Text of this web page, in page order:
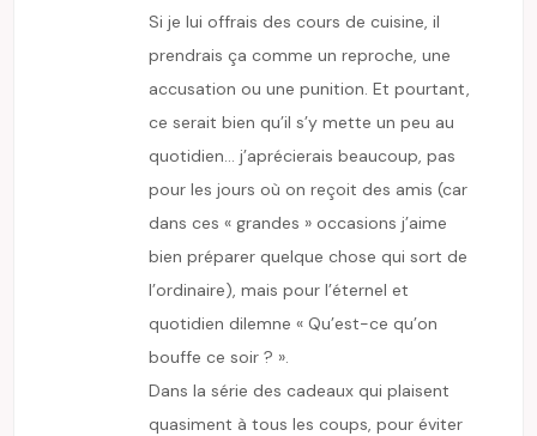
Si je lui offrais des cours de cuisine, il
prendrais ça comme un reproche, une
accusation ou une punition. Et pourtant,
ce serait bien qu’il s’y mette un peu au
quotidien… j’aprécierais beaucoup, pas
pour les jours où on reçoit des amis (car
dans ces « grandes » occasions j’aime
bien préparer quelque chose qui sort de
l’ordinaire), mais pour l’éternel et
quotidien dilemne « Qu’est-ce qu’on
bouffe ce soir ? ».
Dans la série des cadeaux qui plaisent
quasiment à tous les coups, pour éviter